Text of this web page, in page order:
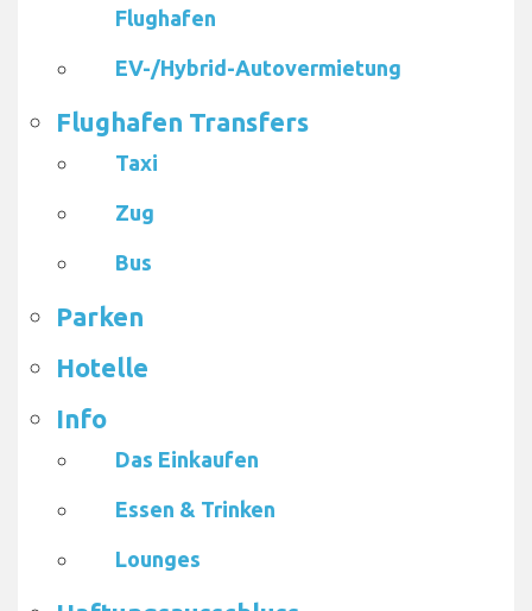
Flughafen
EV-/Hybrid-Autovermietung
Flughafen Transfers
Taxi
Zug
Bus
Parken
Hotelle
Info
Das Einkaufen
Essen & Trinken
Lounges